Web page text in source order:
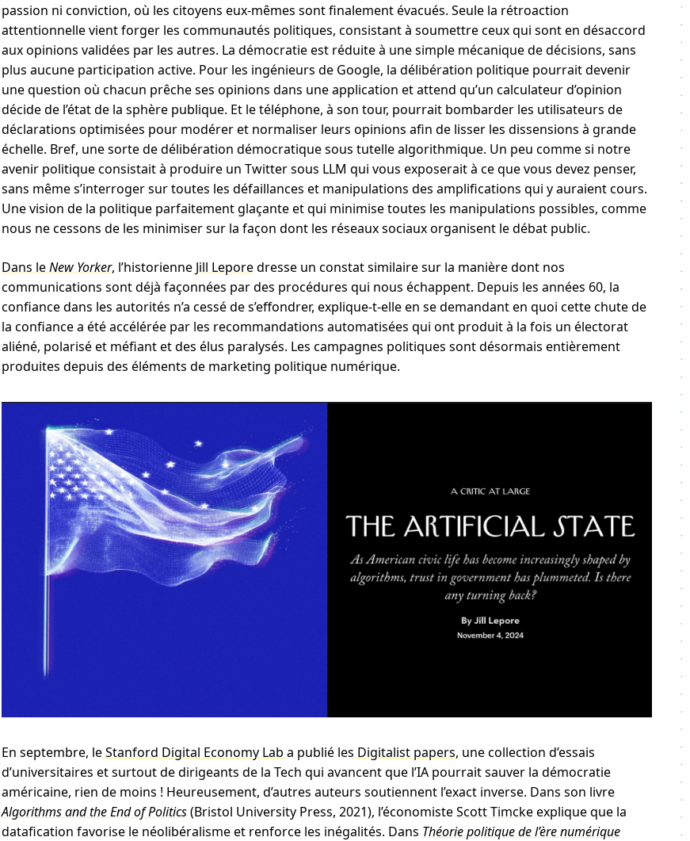
passion ni conviction, où les citoyens eux-mêmes sont finalement évacués. Seule la rétroaction
attentionnelle vient forger les communautés politiques, consistant à soumettre ceux qui sont en désaccord
aux opinions validées par les autres. La démocratie est réduite à une simple mécanique de décisions, sans
plus aucune participation active. Pour les ingénieurs de Google, la délibération politique pourrait devenir
une question où chacun prêche ses opinions dans une application et attend qu’un calculateur d’opinion
décide de l’état de la sphère publique. Et le téléphone, à son tour, pourrait bombarder les utilisateurs de
déclarations optimisées pour modérer et normaliser leurs opinions afin de lisser les dissensions à grande
échelle. Bref, une sorte de délibération démocratique sous tutelle algorithmique. Un peu comme si notre
avenir politique consistait à produire un Twitter sous LLM qui vous exposerait à ce que vous devez penser,
sans même s’interroger sur toutes les défaillances et manipulations des amplifications qui y auraient cours.
Une vision de la politique parfaitement glaçante et qui minimise toutes les manipulations possibles, comme
nous ne cessons de les minimiser sur la façon dont les réseaux sociaux organisent le débat public.
Dans leNew Yorker, l’historienne Jill Leporedresse un constat similaire sur la manière dont nos
communications sont déjà façonnées par des procédures qui nous échappent. Depuis les années 60, la
confiance dans les autorités n’a cessé de s’effondrer, explique-t-elle en se demandant en quoi cette chute de
la confiance a été accélérée par les recommandations automatisées qui ont produit à la fois un électorat
aliéné, polarisé et méfiant et des élus paralysés. Les campagnes politiques sont désormais entièrement
produites depuis des éléments de marketing politique numérique.
En septembre, leStanford Digital Economy Lab a publié les Digitalist papers, une collection d’essais
d’universitaires et surtout de dirigeants de la Tech qui avancent que l’IA pourrait sauver la démocratie
américaine, rien de moins ! Heureusement, d’autres auteurs soutiennent l’exact inverse. Dans son livre
Algorithms and the End of Politics(Bristol University Press, 2021), l’économisteScott Timckeexplique que la
datafication favorise le néolibéralisme et renforce les inégalités. Dans Théorie politique de l’ère numérique